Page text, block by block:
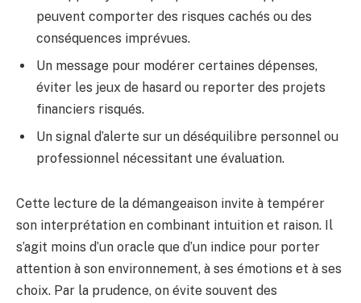
peuvent comporter des risques cachés ou des
conséquences imprévues.
Un message pour modérer certaines dépenses,
éviter les jeux de hasard ou reporter des projets
financiers risqués.
Un signal d’alerte sur un déséquilibre personnel ou
professionnel nécessitant une évaluation.
Cette lecture de la démangeaison invite à tempérer
son interprétation en combinant intuition et raison. Il
s’agit moins d’un oracle que d’un indice pour porter
attention à son environnement, à ses émotions et à ses
choix. Par la prudence, on évite souvent des